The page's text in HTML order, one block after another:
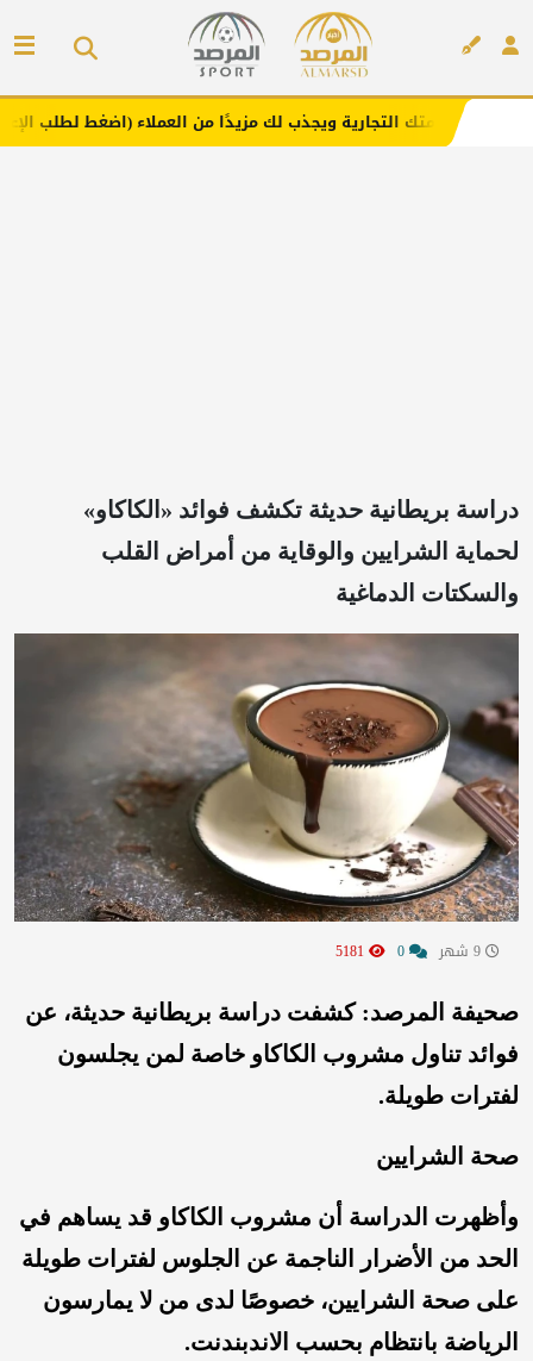
ويجذب لك مزيدًا من العملاء (اضغط لطلب الإعلان)
دراسة بريطانية حديثة تكشف فوائد «الكاكاو»
لحماية الشرايين والوقاية من أمراض القلب
والسكتات الدماغية
صحيفة المرصد: كشفت دراسة بريطانية حديثة، عن
فوائد تناول مشروب الكاكاو خاصة لمن يجلسون
لفترات طويلة.
صحة الشرايين
وأظهرت الدراسة أن مشروب الكاكاو قد يساهم في
الحد من الأضرار الناجمة عن الجلوس لفترات طويلة
على صحة الشرايين، خصوصًا لدى من لا يمارسون
الرياضة بانتظام بحسب الاندبندنت.